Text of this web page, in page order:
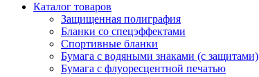
Каталог товаров
Защищенная полиграфия
Бланки со спецэффектами
Спортивные бланки
Бумага с водяными знаками (с защитами)
Бумага с флуоресцентной печатью